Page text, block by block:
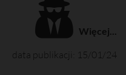
Więcej...
data publikacji: 15/01/24